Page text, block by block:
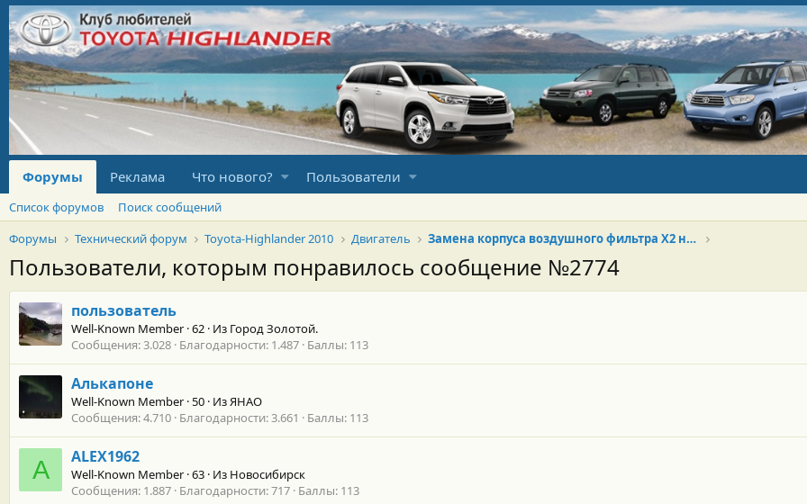
Форумы Реклама Что нового? Пользователи
Список форумов
Поиск сообщений
Форумы
Технический форум Toyota-Highlander 2010 Двигатель Замена корпуса воздушного фильтра Х2 на Х3
Пользователи, которым понравилось сообщение №2774
пользователь
Well-Known Member ·62 · Из Город Золотой.
Сообщения 3.028 Благодарности 1.487 Баллы 113
Алькапоне
Well-Known Member ·50 · ИзЯНАО
Сообщения 4.710 Благодарности 3.661 Баллы 113
A ALEX1962
Well-Known Member ·63 · Из Новосибирск
Сообщения 1.887 Благодарности 717 Баллы 113